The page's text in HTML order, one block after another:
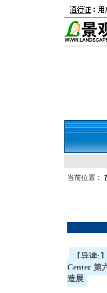
当前位置：
【导读:
Center 第
造展